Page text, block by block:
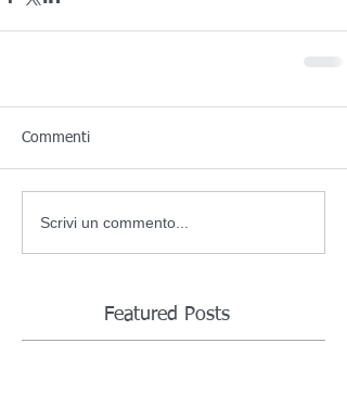
Commenti
Scrivi un commento...
Featured Posts